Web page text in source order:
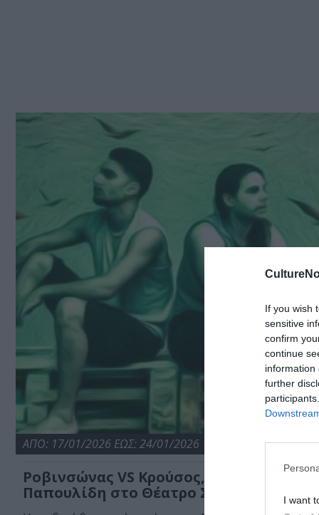
If you wish
sensitive
confirm
continue
information
further
I want
ΑΠΟ: 17/01/2026 ΕΩΣ: 24/01/2026
Ροβινσώνας VS Κρούσος, του Στάθη
Παπουλίδη στο Θέατρο Σοφούλη